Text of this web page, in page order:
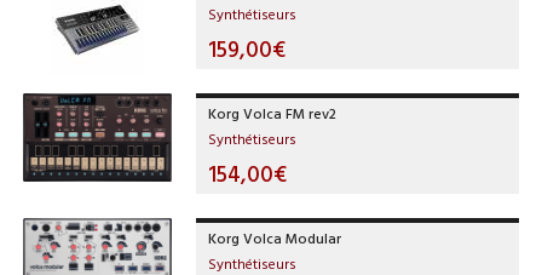
Synthétiseurs
159,00€
Korg Volca FM rev2
Synthétiseurs
154,00€
Korg Volca Modular
Synthétiseurs